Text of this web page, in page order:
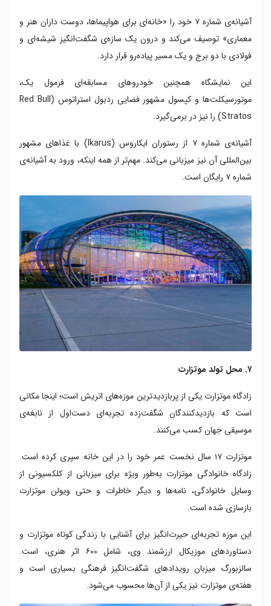
آشیانه‌ی شماره ۷ خود را «خانه‌ای برای هواپیماها، دوست داران هنر و
معماری» توصیف می‌کند و درون یک سازه‌ی شگفت‌انگیز شیشه‌ای و
فولادی با دو برج و یک مسیر پیاده‌رو قرار دارد.
این نمایشگاه همچنین خودروهای مسابقه‌ای فرمول یک،
موتورسیکلت‌ها و کپسول مشهور فضایی ردبول استراتوس (Red Bull
Stratos) را نیز در برمی‌گیرد.
آشیانه‌ی شماره ۷ از رستوران ایکاروس (Ikarus) با غذاهای مشهور
بین‌المللی آن نیز میزبانی می‌کند. مهم‌تر از همه اینکه، ورود به آشیانه‌ی
شماره ۷ رایگان است.
۷. محل تولد موتزارت
زادگاه موتزارت یکی از پربازدیدترین موزه‌های اتریش است؛ اینجا مکانی
است که بازدیدکنندگان شگفت‌زده تجربه‌ای دست‌اول از نابغه‌ی
موسیقی جهان کسب می‌کنند.
موتزارت ۱۷ سال نخست عمر خود را در این خانه سپری کرده است.
زادگاه خانوادگی موتزارت به‌طور ویژه برای میزبانی از کلکسیونی از
وسایل خانوادگی، نامه‌ها و دیگر خاطرات و حتی ویولن موتزارت
بازسازی شده است.
این موزه تجربه‌ای حیرت‌انگیز برای آشنایی با زندگی کوتاه موتزارت و
دستاوردهای موزیکال ارزشمند وی، شامل ۶۰۰ اثر هنری، است.
سالزبورگ میزبان رویدادهای شگفت‌انگیز فرهنگی بسیاری است و
هفته‌ی موتزارت نیز یکی از آن‌ها محسوب می‌شود.